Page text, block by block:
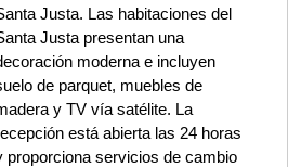
Justa. Las habitaciones del
Justa presentan una
moderna e incluyen
de parquet, muebles de
y TV vía satélite. La
está abierta las 24 horas
proporciona servicios de cambio